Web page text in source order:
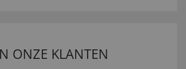
ONZE KLANTEN